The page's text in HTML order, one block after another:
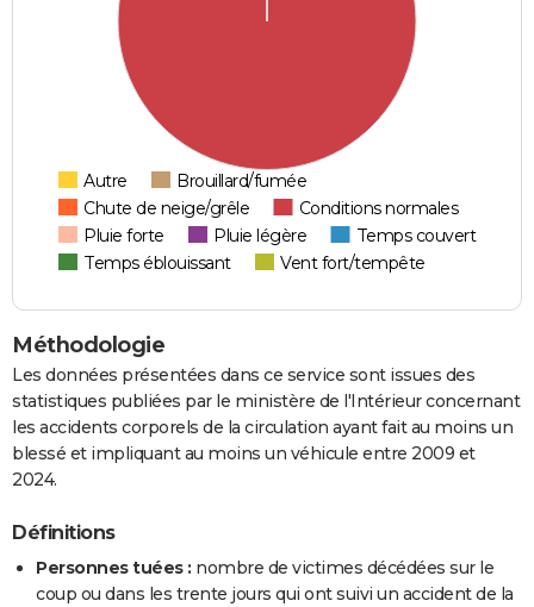
Autre
Brouillard/fumée
Chute de neige/grêle
Conditions normales
Pluie forte
Pluie légère
Temps couvert
Temps éblouissant
Vent fort/tempête
Méthodologie
Les données présentées dans ce service sont issues des
statistiques publiées par le ministère de l'Intérieur concernant
les accidents corporels de la circulation ayant fait au moins un
blessé et impliquant au moins un véhicule entre 2009 et
2024.
Définitions
Personnes tuées : nombre de victimes décédées sur le
coup ou dans les trente jours qui ont suivi un accident de la